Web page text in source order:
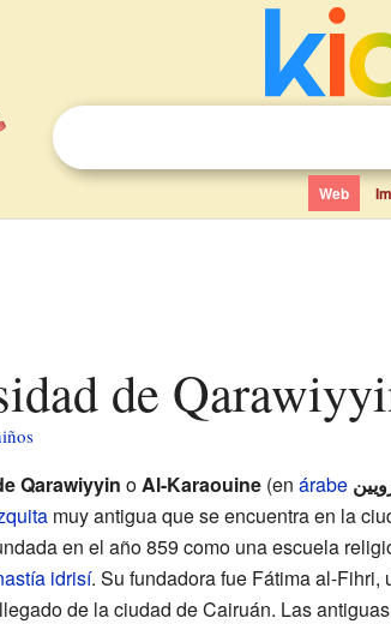
Web
de
Qarawiyyin oAl-Karaouine(en árabe
muy antigua que se encuentra en la
en el año 859 como una escuela
idrisí. Su fundadora fue Fátima al-Fihri,
de la ciudad de Cairuán. Las